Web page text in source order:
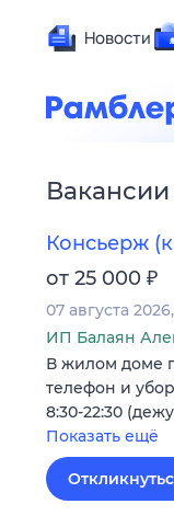
Новости
Вакансии
Консьерж
от 25 000 ₽
07 августа 2026
ИП Балаян
В жилом доме
телефон и
8:30-22:30
Показать ещё